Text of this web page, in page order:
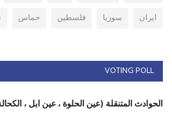
ايران
سوريا فلسطين حماس
VOTING POLL
الحوادث المتنقلة (عين الحلوة ، عين ابل ،